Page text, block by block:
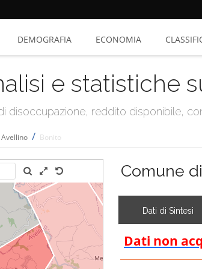
DEMOGRAFIA ECONOMIA
e statistiche
disoccupazione, reddito disponibile,
/ Bonito
Comune di
Dati di Sintesi
Dati non